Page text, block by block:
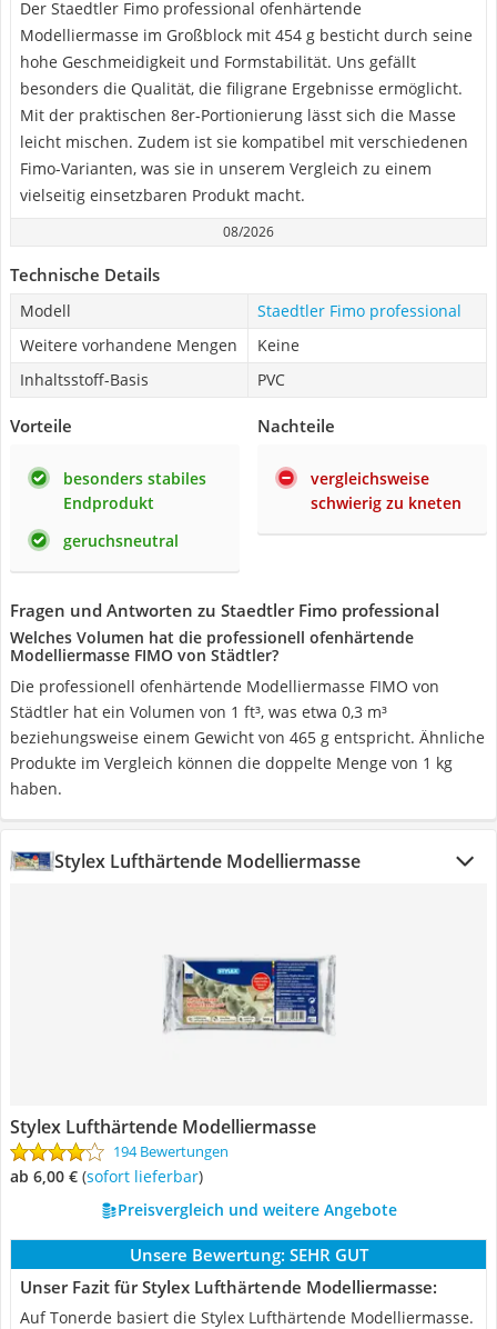
Der Staedtler Fimo professional ofenhärtende
Modelliermasse im Großblock mit 454 g besticht durch seine
hohe Geschmeidigkeit und Formstabilität. Uns gefällt
besonders die Qualität, die filigrane Ergebnisse ermöglicht.
Mit der praktischen 8er-Portionierung lässt sich die Masse
leicht mischen. Zudem ist sie kompatibel mit verschiedenen
Fimo-Varianten, was sie in unserem Vergleich zu einem
vielseitig einsetzbaren Produkt macht.
08/2026
Technische Details
Modell
Staedtler Fimo professional
Weitere vorhandene Mengen
Keine
Inhaltsstoff-Basis
PVC
Vorteile
besonders stabiles
Endprodukt
geruchsneutral
Nachteile
vergleichsweise
schwierig zu kneten
Fragen und Antworten zu Staedtler Fimo professional
Welches Volumen hat die professionell ofenhärtende
Modelliermasse FIMO von Städtler?
Die professionell ofenhärtende Modelliermasse FIMO von
Städtler hat ein Volumen von 1 ft³, was etwa 0,3 m³
beziehungsweise einem Gewicht von 465 g entspricht. Ähnliche
Produkte im Vergleich können die doppelte Menge von 1 kg
haben.
Stylex Lufthärtende Modelliermasse
Stylex Lufthärtende Modelliermasse
194 Bewertungen
ab 6,00 € ( Sofort lieferbar)
Preisvergleich und weitere Angebote
Unsere Bewertung: SEHR GUT
Unser Fazit für Stylex Lufthärtende Modelliermasse:
Auf Tonerde basiert die Stylex Lufthärtende Modelliermasse.